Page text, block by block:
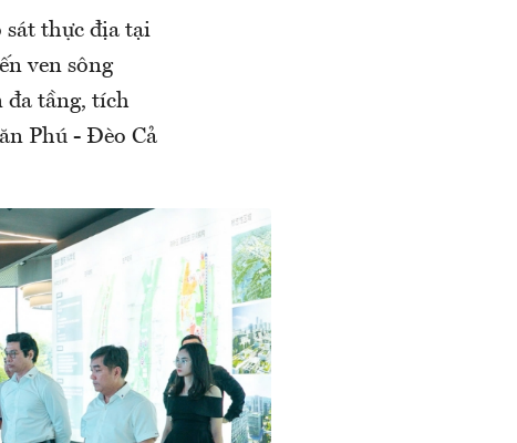
sát thực địa tại
ven sông
đa tầng, tích
Phú - Đèo Cả